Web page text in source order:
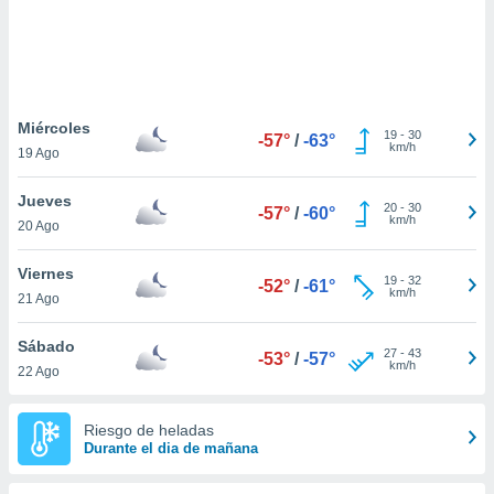
únicos
similares
este sitio
IP
de
posible
interés
a lo que
Para
Miércoles
19 Ago
-57° / -63° 19 - 30
km/h
Jueves
20 Ago
-57° / -60° 20 - 30
km/h
Viernes
21 Ago
-52° / -61° 19 - 32
km/h
Sábado
22 Ago
-53° / -57° 27 - 43
km/h
Riesgo de heladas
Durante el dia de mañana